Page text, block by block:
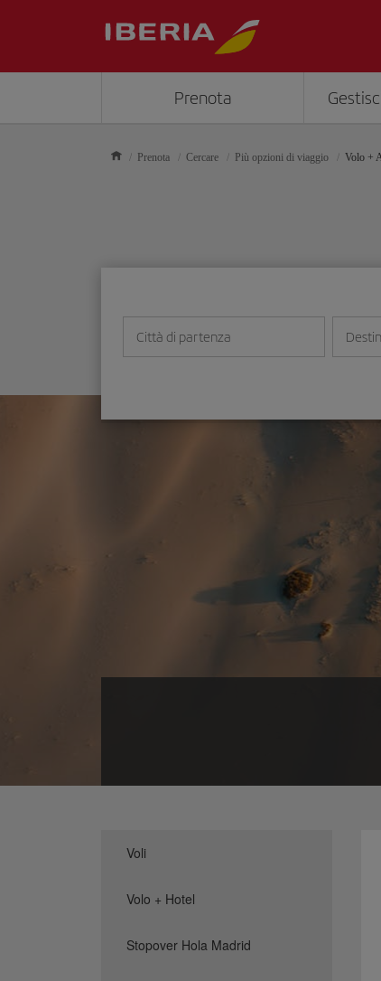
Prenota
Prenota Cercare Più opzioni di viaggio Volo +
Città di partenza
Voli
Volo + Hotel
Stopover Hola Madrid